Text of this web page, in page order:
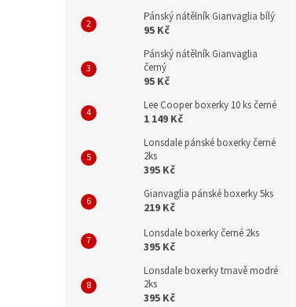
Pánský nátělník Gianvaglia bílý
95 Kč
Pánský nátělník Gianvaglia
černý
95 Kč
Lee Cooper boxerky 10 ks černé
1 149 Kč
Lonsdale pánské boxerky černé
2ks
395 Kč
Gianvaglia pánské boxerky 5ks
219 Kč
Lonsdale boxerky černé 2ks
395 Kč
Lonsdale boxerky tmavě modré
2ks
395 Kč